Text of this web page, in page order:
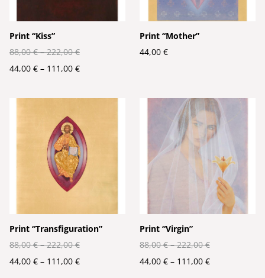
Print “Kiss”
88,00 €–222,00 €
44,00 € – 111,00 €
Print “Mother”
44,00 €
Print “Transfiguration”
88,00 €–222,00 €
44,00 € – 111,00 €
Print “Virgin”
88,00 €–222,00 €
44,00 € – 111,00 €